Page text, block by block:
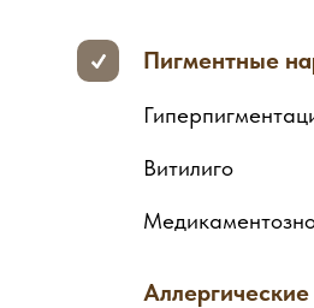
Аллергические
Витилиго
Пигментные